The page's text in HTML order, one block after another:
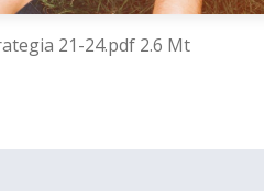
21-24.pdf 2.6 Mt